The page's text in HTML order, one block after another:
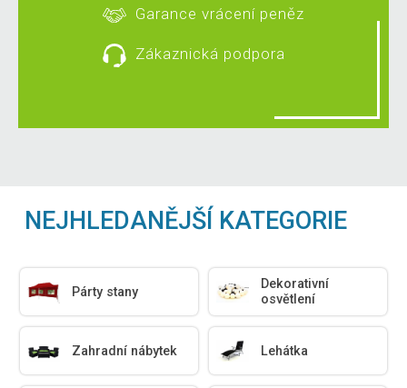
Garance vrácení peněz
Zákaznická podpora
NEJHLEDANĚJŠÍ KATEGORIE
Párty stany
Dekorativní
osvětlení
Zahradní nábytek Lehátka